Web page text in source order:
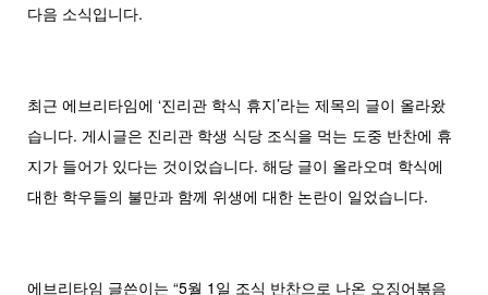
다음 소식입니다.
최근 에브리타임에 ‘진리관 학식 휴지’라는 제목의 글이 올라왔
습니다. 게시글은 진리관 학생 식당 조식을 먹는 도중 반찬에 휴
지가 들어가 있다는 것이었습니다. 해당 글이 올라오며 학식에
대한 학우들의 불만과 함께 위생에 대한 논란이 일었습니다.
에브리타임 글쓴이는 “5월 1일 조식 반찬으로 나온 오징어볶음